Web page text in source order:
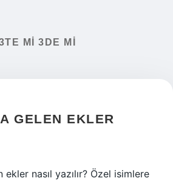
MI 3DE MI
GELEN EKLER
nasıl yazılır? Özel isimlere